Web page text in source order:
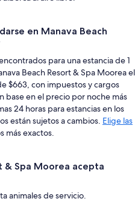
en Manava Beach
para una estancia de 1
Beach Resort & Spa Moorea el
$663, con impuestos y cargos
base en el precio por noche más
24 horas para estancias en los
están sujetos a cambios. Elige las
más exactos.
& Spa Moorea acepta
animales de servicio.